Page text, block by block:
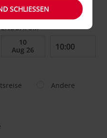
auswählen
ENDDATUM
Andere
SCHLIESSEN